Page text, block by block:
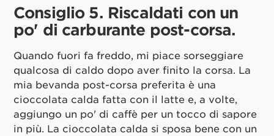
Consiglio 5. Riscaldati con un
po' di carburante post-corsa.
Quando fuori fa freddo, mi piace sorseggiare
qualcosa di caldo dopo aver finito la corsa. La
mia bevanda post-corsa preferita è una
cioccolata calda fatta con il latte e, a volte,
aggiungo un po' di caffè per un tocco di sapore
in più. La cioccolata calda si sposa bene con un